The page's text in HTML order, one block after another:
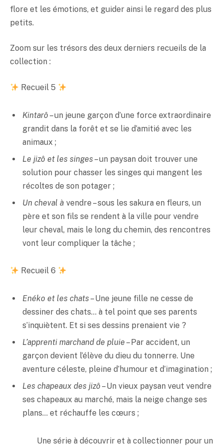
flore et les émotions, et guider ainsi le regard des plus
petits.
Zoom sur les trésors des deux derniers recueils de la
collection :
Recueil 5
Kintarô – un jeune garçon d’une force extraordinaire
grandit dans la forêt et se lie d’amitié avec les
animaux ;
Le jizô et les singes – un paysan doit trouver une
solution pour chasser les singes qui mangent les
récoltes de son potager ;
Un cheval à vendre – sous les sakura en fleurs, un
père et son fils se rendent à la ville pour vendre
leur cheval, mais le long du chemin, des rencontres
vont leur compliquer la tâche ;
Recueil 6
Enéko et les chats – Une jeune fille ne cesse de
dessiner des chats… à tel point que ses parents
s’inquiètent. Et si ses dessins prenaient vie ?
L’apprenti marchand de pluie – Par accident, un
garçon devient l’élève du dieu du tonnerre. Une
aventure céleste, pleine d’humour et d’imagination ;
Les chapeaux des jizô – Un vieux paysan veut vendre
ses chapeaux au marché, mais la neige change ses
plans… et réchauffe les cœurs ;
Une série à découvrir et à collectionner pour un